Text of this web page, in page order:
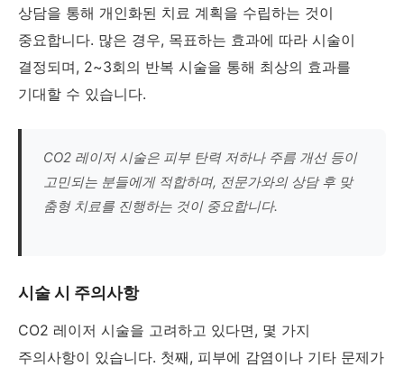
상담을 통해 개인화된 치료 계획을 수립하는 것이
중요합니다. 많은 경우, 목표하는 효과에 따라 시술이
결정되며, 2~3회의 반복 시술을 통해 최상의 효과를
기대할 수 있습니다.
CO2 레이저 시술은 피부 탄력 저하나 주름 개선 등이
고민되는 분들에게 적합하며, 전문가와의 상담 후 맞
춤형 치료를 진행하는 것이 중요합니다.
시술 시 주의사항
CO2 레이저 시술을 고려하고 있다면, 몇 가지
주의사항이 있습니다. 첫째, 피부에 감염이나 기타 문제가